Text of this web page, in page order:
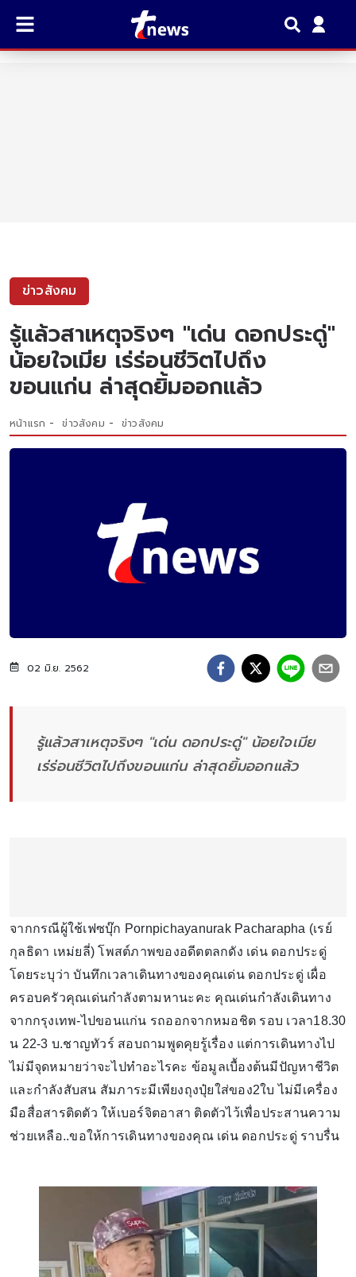
ข่าวสังคม
รู้แล้วสาเหตุจริงๆ "เด่น ดอกประดู่"
น้อยใจเมีย เร่ร่อนชีวิตไปถึง
ขอนแก่น ล่าสุดยิ้มออกแล้ว
หน้าแรก ข่าวสังคม ข่าวสังคม
02 มิ.ย. 2562
รู้แล้วสาเหตุจริงๆ "เด่น ดอกประดู่" น้อยใจเมีย
เร่ร่อนชีวิตไปถึงขอนแก่น ล่าสุดยิ้มออกแล้ว
จากกรณีผู้ใช้เฟซบุ๊ก Pornpichayanurak Pacharapha (เรย์
กุลธิดา เหม่ยลี่) โพสต์ภาพของอดีตตลกดัง เด่น ดอกประดู่
โดยระบุว่า บันทึกเวลาเดินทางของคุณเด่น ดอกประดู่ เผื่อ
ครอบครัวคุณเด่นกำลังตามหานะคะ คุณเด่นกำลังเดินทาง
จากกรุงเทพ-ไปขอนแก่น รถออกจากหมอชิต รอบ เวลา18.30
น 22-3 บ.ชาญทัวร์ สอบถามพูดคุยรู้เรื่อง แต่การเดินทางไป
ไม่มีจุดหมายว่าจะไปทำอะไรคะ ข้อมูลเบื้องต้นมีปัญหาชีวิต
และกำลังสับสน สัมภาระมีเพียงถุงปุ๋ยใส่ของ2ใบ ไม่มีเครื่อง
มือสื่อสารติดตัว ให้เบอร์จิตอาสา ติดตัวไว้เพื่อประสานความ
ช่วยเหลือ..ขอให้การเดินทางของคุณ เด่น ดอกประดู่ ราบรื่น